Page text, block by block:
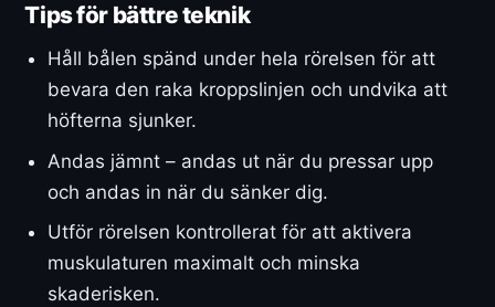
Tips för bättre teknik
Håll bålen spänd under hela rörelsen för att
bevara den raka kroppslinjen och undvika att
höfterna sjunker.
Andas jämnt – andas ut när du pressar upp
och andas in när du sänker dig.
Utför rörelsen kontrollerat för att aktivera
muskulaturen maximalt och minska
skaderisken.